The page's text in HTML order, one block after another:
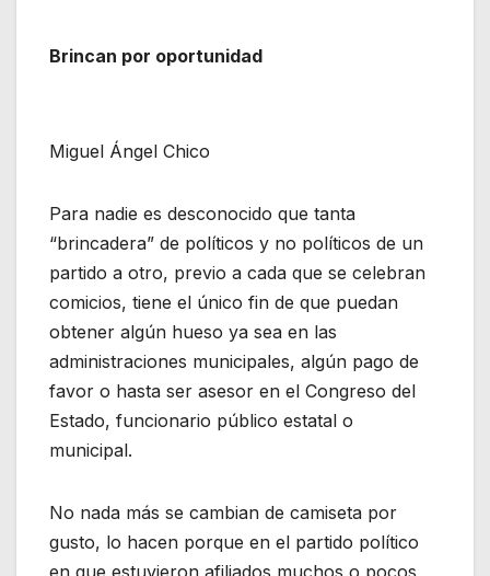
Brincan por oportunidad
Miguel Ángel Chico
Para nadie es desconocido que tanta
“brincadera” de políticos y no políticos de un
partido a otro, previo a cada que se celebran
comicios, tiene el único fin de que puedan
obtener algún hueso ya sea en las
administraciones municipales, algún pago de
favor o hasta ser asesor en el Congreso del
Estado, funcionario público estatal o
municipal.
No nada más se cambian de camiseta por
gusto, lo hacen porque en el partido político